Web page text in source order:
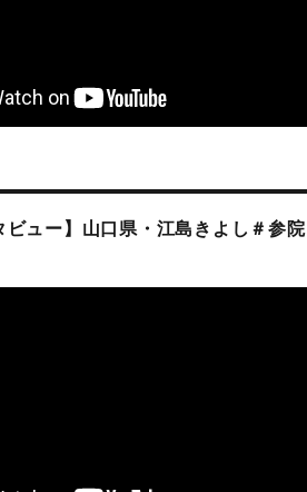
ビュー】山口県・江島きよし＃参院